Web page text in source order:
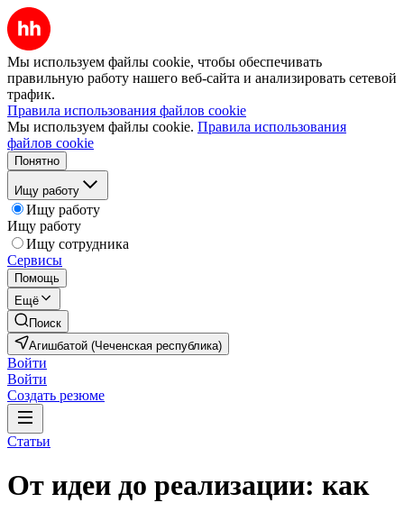
Мы используем файлы cookie, чтобы обеспечивать
правильную работу нашего веб-сайта и анализировать сетевой
трафик.
Правила использования файлов cookie
Мы используем файлы cookie. Правила использования
файлов cookie
Понятно
Ищу работу
Ищу работу
Ищу работу
Ищу сотрудника
Сервисы
Помощь
Ещё
Поиск
Агишбатой (Чеченская республика)
Войти
Войти
Создать резюме
Статьи
От идеи до реализации: как